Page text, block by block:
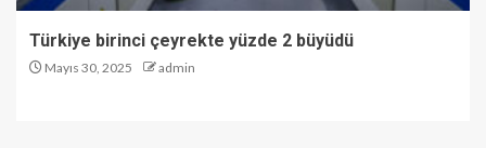
Türkiye birinci çeyrekte yüzde 2 büyüdü
Mayıs 30, 2025 admin